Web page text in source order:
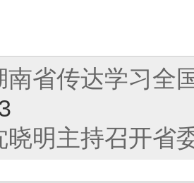
南省传达学习全
晓明主持召开省